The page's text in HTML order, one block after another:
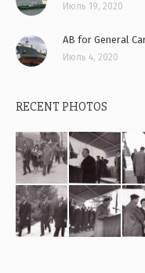
Июль 19, 2020
AB for General
Июль 4, 2020
RECENT PHOTOS